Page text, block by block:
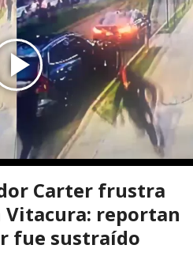
Carter frustra
Vitacura: reportan
fue sustraído